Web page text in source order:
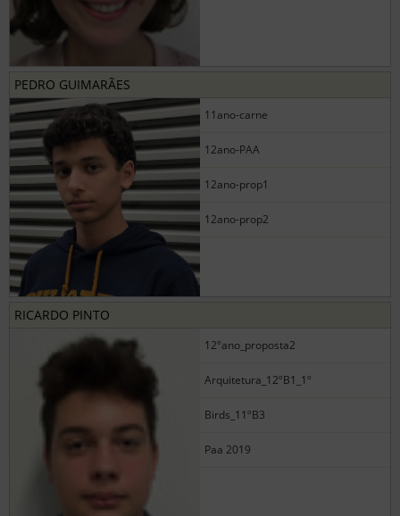
PEDRO GUIMARÃES
11ano-carne
12ano-PAA
12ano-prop1
12ano-prop2
RICARDO PINTO
12ºano_proposta2
Arquitetura_12ºB1_1º
Birds_11ºB3
Paa 2019